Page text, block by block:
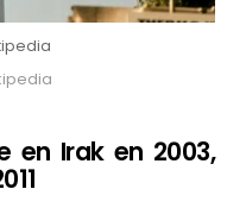
en Irak en 2003,